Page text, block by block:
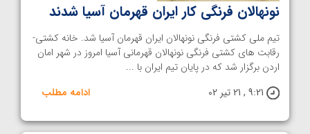
نونهالان فرنگی کار ایران قهرمان آسیا شدند
تیم ملی کشتی فرنگی نونهالان ایران قهرمان آسیا شد. خانه کشتی-
رقابت های کشتی فرنگی نونهالان قهرمانی آسیا امروز در شهر امان
اردن برگزار شد که در پایان تیم ایران با ...
9:21 , 21 تیر 02
ادامه مطلب